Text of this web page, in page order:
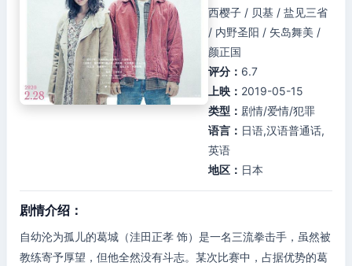
西樱子 / 贝基 / 盐见三省
/ 内野圣阳 / 矢岛舞美 /
颜正国
评分： 6.7
上映： 2019-05-15
类型： 剧情/爱情/犯罪
语言： 日语,汉语普通话,
英语
地区： 日本
剧情介绍：
自幼沦为孤儿的葛城（洼田正孝 饰）是一名三流拳击手，虽然被
教练寄予厚望，但他全然没有斗志。某次比赛中，占据优势的葛